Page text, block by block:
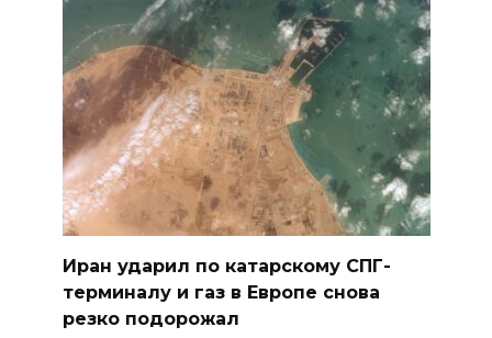
Иран ударил по катарскому СПГ-
терминалу и газ в Европе снова
резко подорожал